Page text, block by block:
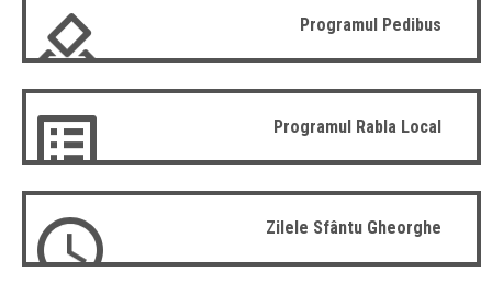
Programul Pedibus
Programul Rabla Local
Zilele Sfântu Gheorghe